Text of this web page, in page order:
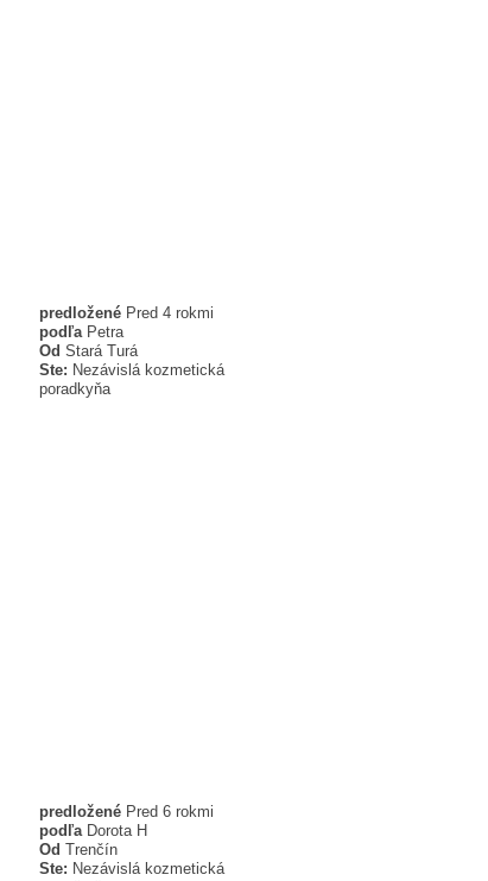
predložené Pred 4 rokmi
podľa Petra
Od Stará Turá
Ste: Nezávislá kozmetická
poradkyňa
predložené Pred 6 rokmi
podľa Dorota H
Od Trenčín
Ste: Nezávislá kozmetická